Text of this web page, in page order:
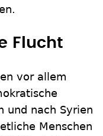
Flucht
vor allem
und nach Syrien
Menschen